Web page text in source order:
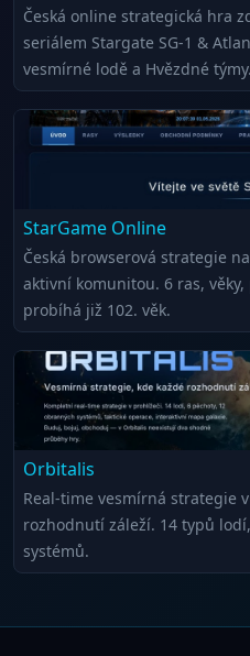
Česká online strategická hra
seriálem Stargate SG-1 &
vesmírné lodě a Hvězdné týmy.
StarGame Online
Česká browserová strategie
aktivní komunitou. 6 ras,
probíhá již 102. věk.
Orbitalis
Real-time vesmírná strategie
rozhodnutí záleží. 14 typů
systémů.